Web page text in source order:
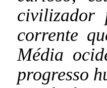
civilizador
corrente
Média
progresso